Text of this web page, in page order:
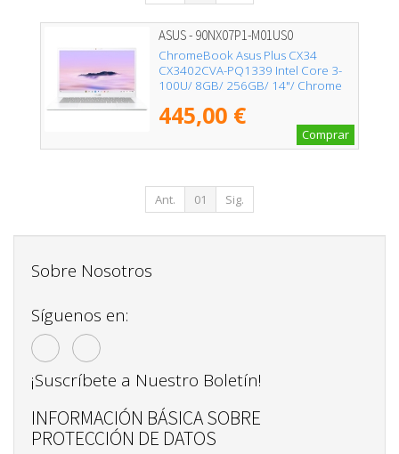
ASUS - 90NX07P1-M01US0
ChromeBook Asus Plus CX34
CX3402CVA-PQ1339 Intel Core 3-
100U/ 8GB/ 256GB/ 14"/ Chrome
445,00 €
Comprar
Ant. 01 Sig.
Sobre Nosotros
Síguenos en:
¡Suscríbete a Nuestro Boletín!
INFORMACIÓN BÁSICA SOBRE
PROTECCIÓN DE DATOS